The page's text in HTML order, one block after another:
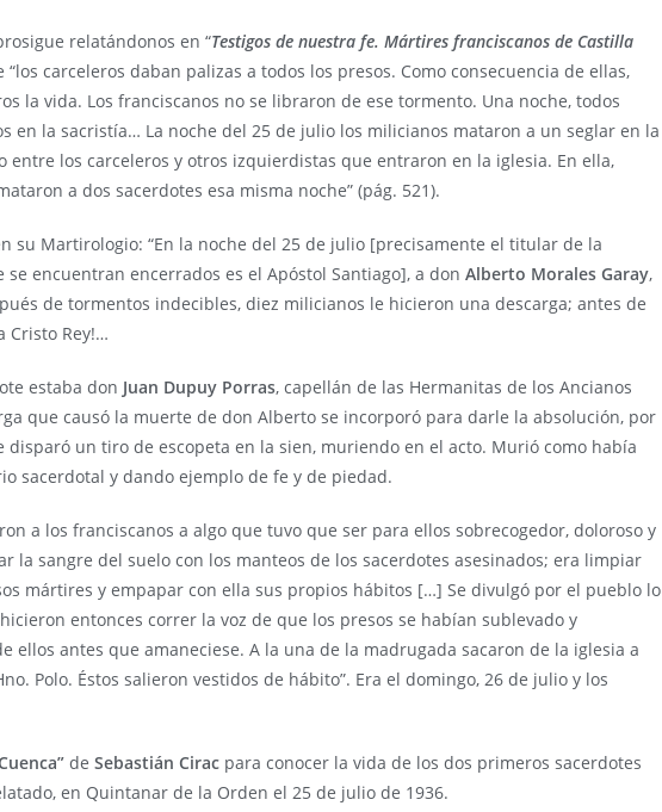
relatándonos en “Testigos de nuestra fe. Mártires franciscanos de Castilla
“los carceleros daban palizas a todos los presos. Como consecuencia de ellas,
la vida. Los franciscanos no se libraron de ese tormento. Una noche, todos
en la sacristía… La noche del 25 de julio los milicianos mataron a un seglar en la
los carceleros y otros izquierdistas que entraron en la iglesia. En ella,
a dos sacerdotes esa misma noche” (pág. 521).
su Martirologio: “En la noche del 25 de julio [precisamente el titular de la
encuentran encerrados es el Apóstol Santiago], a don Alberto Morales Garay,
de tormentos indecibles, diez milicianos le hicieron una descarga; antes de
Cristo Rey!…
estaba don Juan Dupuy Porras, capellán de las Hermanitas de los Ancianos
que causó la muerte de don Alberto se incorporó para darle la absolución, por
disparó un tiro de escopeta en la sien, muriendo en el acto. Murió como había
sacerdotal y dando ejemplo de fe y de piedad.
a los franciscanos a algo que tuvo que ser para ellos sobrecogedor, doloroso y
la sangre del suelo con los manteos de los sacerdotes asesinados; era limpiar
mártires y empapar con ella sus propios hábitos […] Se divulgó por el pueblo lo
entonces correr la voz de que los presos se habían sublevado y
ellos antes que amaneciese. A la una de la madrugada sacaron de la iglesia a
Polo. Éstos salieron vestidos de hábito”. Era el domingo, 26 de julio y los
de Sebastián Cirac para conocer la vida de los dos primeros sacerdotes
en Quintanar de la Orden el 25 de julio de 1936.